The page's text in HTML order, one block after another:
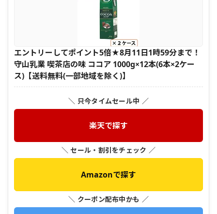
エントリーしてポイント5倍★8月11日1時59分まで！
守山乳業 喫茶店の味 ココア 1000g×12本(6本×2ケー
ス)【送料無料(一部地域を除く)】
＼ 只今タイムセール中 ／
楽天で探す
＼ セール・割引をチェック ／
Amazonで探す
＼ クーポン配布中かも ／